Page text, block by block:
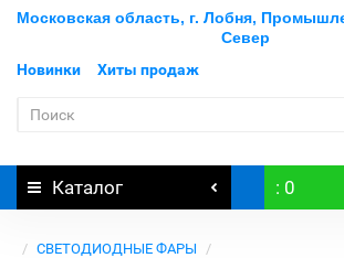
Московская область, г. Лобня,
Север
Новинки
Хиты продаж
Каталог : 0
СВЕТОДИОДНЫЕ ФАРЫ